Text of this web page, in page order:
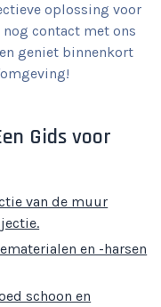
oplossing voor
contact met ons
geniet binnenkort
Gids voor
van de muur
en -harsen
schoon en